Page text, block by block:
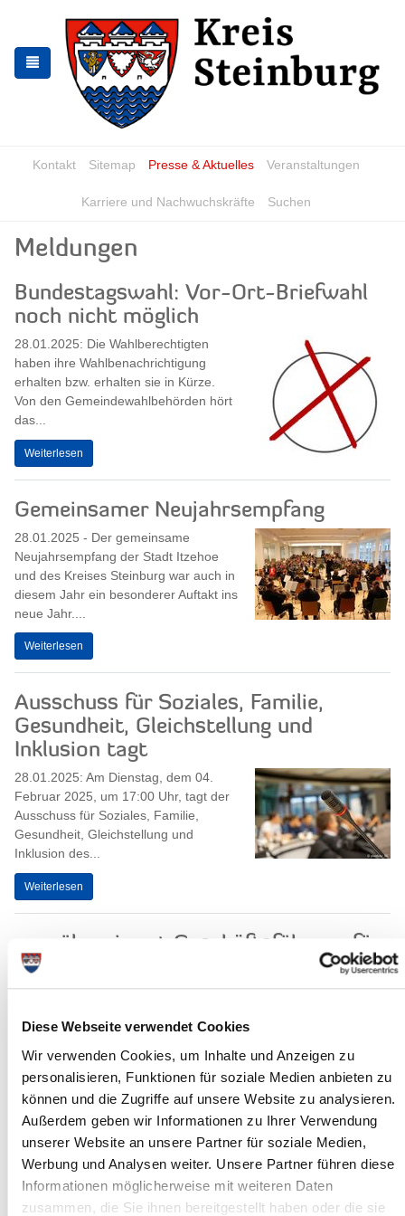
Diese Webseite verwendet Cookies
Wir verwenden Cookies, um Inhalte und Anzeigen zu
personalisieren, Funktionen für soziale Medien anbieten zu
können und die Zugriffe auf unsere Website zu analysieren.
Außerdem geben wir Informationen zu Ihrer Verwendung
unserer Website an unsere Partner für soziale Medien,
Werbung und Analysen weiter. Unsere Partner führen diese
Informationen möglicherweise mit weiteren Daten
zusammen, die Sie ihnen bereitgestellt haben oder die sie
springen
springen
Kontakt Sitemap Presse & Aktuelles Veranstaltungen
Karriere und Nachwuchskräfte Suchen
Meldungen
Bundestagswahl: Vor-Ort-Briefwahl
noch nicht möglich
28.01.2025: Die Wahlberechtigten
haben ihre Wahlbenachrichtigung
erhalten bzw. erhalten sie in Kürze.
Von den Gemeindewahlbehörden hört
das...
Weiterlesen
Gemeinsamer Neujahrsempfang
28.01.2025 - Der gemeinsame
Neujahrsempfang der Stadt Itzehoe
und des Kreises Steinburg war auch in
diesem Jahr ein besonderer Auftakt ins
neue Jahr....
Weiterlesen
Ausschuss für Soziales, Familie,
Gesundheit, Gleichstellung und
Inklusion tagt
28.01.2025: Am Dienstag, dem 04.
Februar 2025, um 17:00 Uhr, tagt der
Ausschuss für Soziales, Familie,
Gesundheit, Gleichstellung und
Inklusion des...
Weiterlesen
egw übernimmt Geschäftsführung für
Breitband-Zweckverband Steinburg
hat die Entwicklungsgesellschaft
Westholstein (egw), die regionale...
Weiterlesen
Sitzung des Hauptausschusses
22.01.2025: m Mittwoch, dem 29.
Januar 2025, um 17:00 Uhr, tagt der
Hauptausschuss des Steinburger